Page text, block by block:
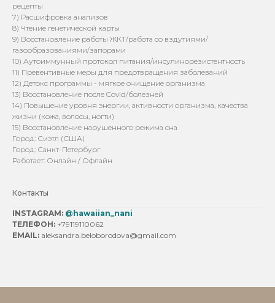
рецепты
7) Расшифровка анализов
8) Чтение генетической карты
9) Восстановление работы ЖКТ/работа со вздутиями/
газообразованиями/запорами
10) Аутоиммунный протокол питания/инсулинорезистентность
11) Превентивные меры для предотвращения заболеваний
12) Детокс программы - мягкое очищение организма
13) Восстановление после Covid/болезней
14) Повышение уровня энергии, активности организма, качества
жизни (кожа, волосы, ногти)
15) Восстановление нарушенного режима сна
Город: Сиэтл (США)
Город: Санкт-Петербург
Работает: Онлайн / Офлайн
Контакты
INSTAGRAM: @hawaiian_nani
ТЕЛЕФОН: +79119110062
EMAIL: aleksandra.beloborodova@gmail.com